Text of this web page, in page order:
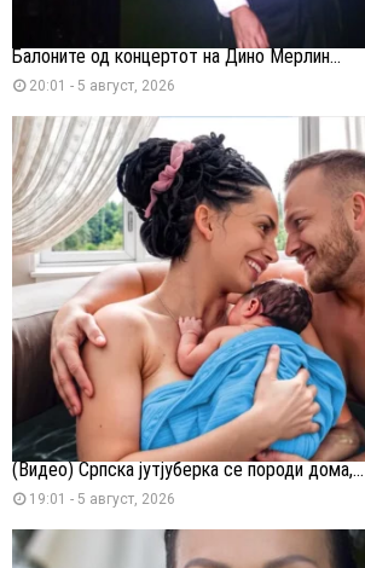
Балоните од концертот на Дино Мерлин...
20:01 - 5 август, 2026
(Видео) Српска јутјуберка се породи дома,...
19:01 - 5 август, 2026